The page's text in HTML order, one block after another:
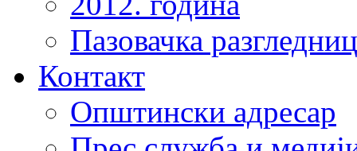
Пазовачка
Контакт
Општински адресар